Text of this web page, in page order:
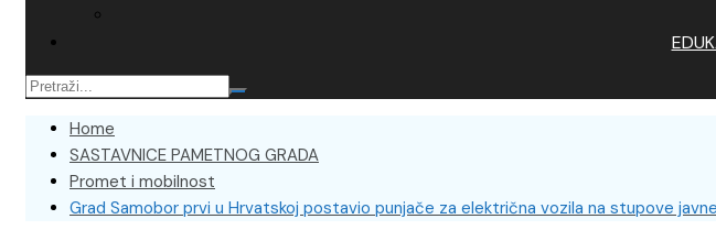
Home
SASTAVNICE PAMETNOG GRADA
Promet i mobilnost
Grad Samobor prvi u Hrvatskoj postavio punjače za električna vozila na stupove